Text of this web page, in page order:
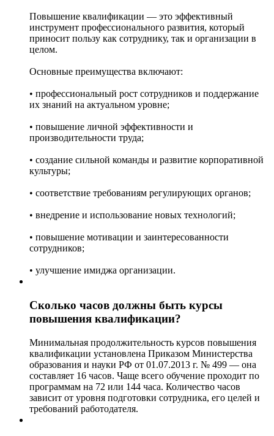
Повышение квалификации — это эффективный
инструмент профессионального развития, который
приносит пользу как сотруднику, так и организации в
целом.
Основные преимущества включают:
• профессиональный рост сотрудников и поддержание
их знаний на актуальном уровне;
• повышение личной эффективности и
производительности труда;
• создание сильной команды и развитие корпоративной
культуры;
• соответствие требованиям регулирующих органов;
• внедрение и использование новых технологий;
• повышение мотивации и заинтересованности
сотрудников;
• улучшение имиджа организации.
Сколько часов должны быть курсы
повышения квалификации?
Минимальная продолжительность курсов повышения
квалификации установлена Приказом Министерства
образования и науки РФ от 01.07.2013 г. № 499 — она
составляет 16 часов. Чаще всего обучение проходит по
программам на 72 или 144 часа. Количество часов
зависит от уровня подготовки сотрудника, его целей и
требований работодателя.